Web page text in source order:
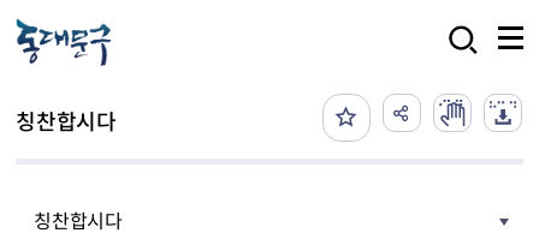
칭찬합시다
칭찬합시다